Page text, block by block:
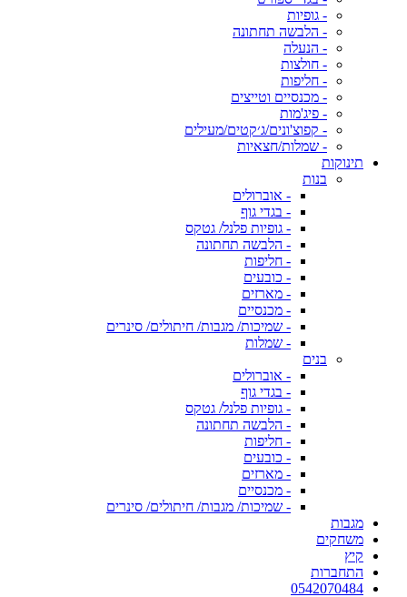
- גופיות
- הלבשה תחתונה
- הנעלה
- חולצות
- חליפות
- מכנסיים וטייצים
- פיג'מות
- קפוצ'ונים/ג׳קטים/מעילים
- שמלות/חצאיות
תינוקות
בנות
- אוברולים
- בגדי גוף
- גופיות פלנל/ גטקס
- הלבשה תחתונה
- חליפות
- כובעים
- מארזים
- מכנסיים
- שמיכות/ מגבות/ חיתולים/ סינרים
- שמלות
בנים
- אוברולים
- בגדי גוף
- גופיות פלנל/ גטקס
- הלבשה תחתונה
- חליפות
- כובעים
- מארזים
- מכנסיים
- שמיכות/ מגבות/ חיתולים/ סינרים
מגבות
משחקים
קיץ
התחברות
0542070484